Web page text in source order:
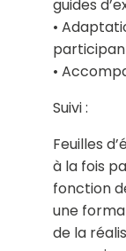
guides
•
•
Suivi :
Feuilles
à la fois
fonction
une
de la